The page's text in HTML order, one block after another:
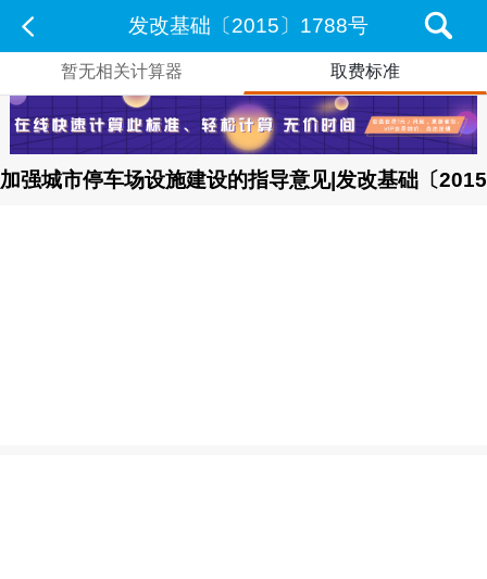
发改基础〔2015〕1788号
暂无相关计算器 取费标准
加强城市停车场设施建设的指导意见|发改基础〔